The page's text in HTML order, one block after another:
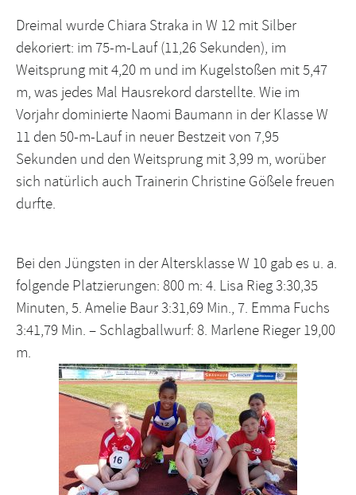
Dreimal wurde Chiara Straka in W 12 mit Silber
dekoriert: im 75-m-Lauf (11,26 Sekunden), im
Weitsprung mit 4,20 m und im Kugelstoßen mit 5,47
m, was jedes Mal Hausrekord darstellte. Wie im
Vorjahr dominierte Naomi Baumann in der Klasse W
11 den 50-m-Lauf in neuer Bestzeit von 7,95
Sekunden und den Weitsprung mit 3,99 m, worüber
sich natürlich auch Trainerin Christine Gößele freuen
durfte.
Bei den Jüngsten in der Altersklasse W 10 gab es u. a.
folgende Platzierungen: 800 m: 4. Lisa Rieg 3:30,35
Minuten, 5. Amelie Baur 3:31,69 Min., 7. Emma Fuchs
3:41,79 Min. – Schlagballwurf: 8. Marlene Rieger 19,00
m.